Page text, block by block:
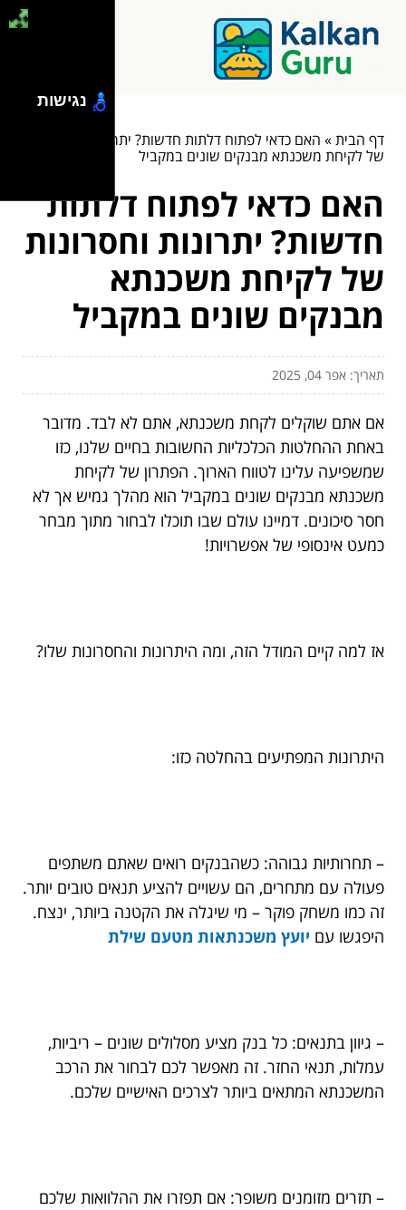
דף הבית» האם כדאי לפתוח דלתות חדשות? יתרונות וחסרונות
של לקיחת משכנתא מבנקים שונים במקביל
האם כדאי לפתוח דלתות
חדשות? יתרונות וחסרונות
של לקיחת משכנתא
מבנקים שונים במקביל
תאריך: אפר 04, 2025
אם אתם שוקלים לקחת משכנתא, אתם לא לבד. מדובר
באחת ההחלטות הכלכליות החשובות בחיים שלנו, כזו
שמשפיעה עלינו לטווח הארוך. הפתרון של לקיחת
משכנתא מבנקים שונים במקביל הוא מהלך גמיש אך לא
חסר סיכונים. דמיינו עולם שבו תוכלו לבחור מתוך מבחר
כמעט אינסופי של אפשרויות!
אז למה קיים המודל הזה, ומה היתרונות והחסרונות שלו?
היתרונות המפתיעים בהחלטה כזו:
– תחרותיות גבוהה: כשהבנקים רואים שאתם משתפים
פעולה עם מתחרים, הם עשויים להציע תנאים טובים יותר.
זה כמו משחק פוקר – מי שיגלה את הקטנה ביותר, ינצח.
היפגשו עם יועץ משכנתאות מטעם שילת
– גיוון בתנאים: כל בנק מציע מסלולים שונים – ריביות,
עמלות, תנאי החזר. זה מאפשר לכם לבחור את הרכב
המשכנתא המתאים ביותר לצרכים האישיים שלכם.
– תזרים מזומנים משופר: אם תפזרו את ההלוואות שלכם
נגישות